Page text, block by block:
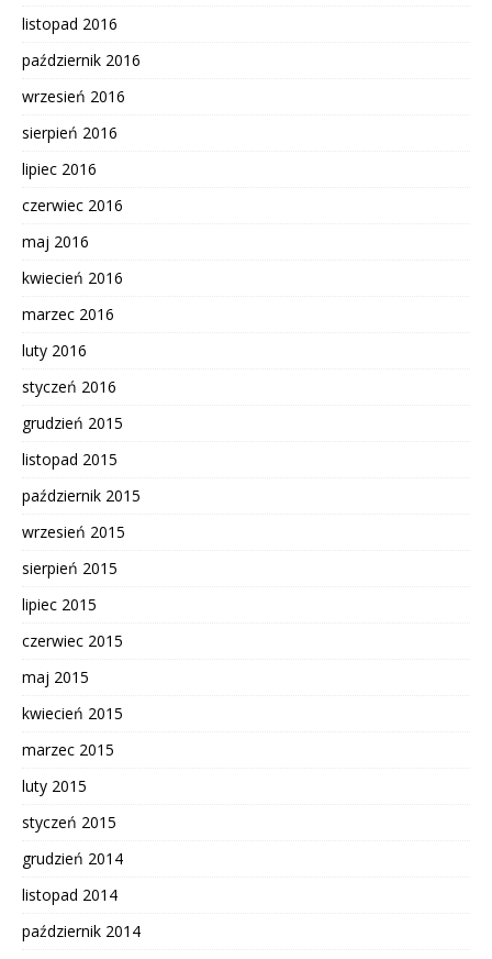
listopad 2016
październik 2016
wrzesień 2016
sierpień 2016
lipiec 2016
czerwiec 2016
maj 2016
kwiecień 2016
marzec 2016
luty 2016
styczeń 2016
grudzień 2015
listopad 2015
październik 2015
wrzesień 2015
sierpień 2015
lipiec 2015
czerwiec 2015
maj 2015
kwiecień 2015
marzec 2015
luty 2015
styczeń 2015
grudzień 2014
listopad 2014
październik 2014